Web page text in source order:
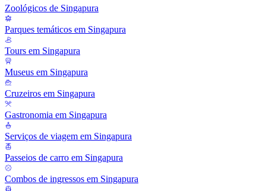
Zoológicos de Singapura
Parques temáticos em Singapura
Tours em Singapura
Museus em Singapura
Cruzeiros em Singapura
Gastronomia em Singapura
Serviços de viagem em Singapura
Passeios de carro em Singapura
Combos de ingressos em Singapura